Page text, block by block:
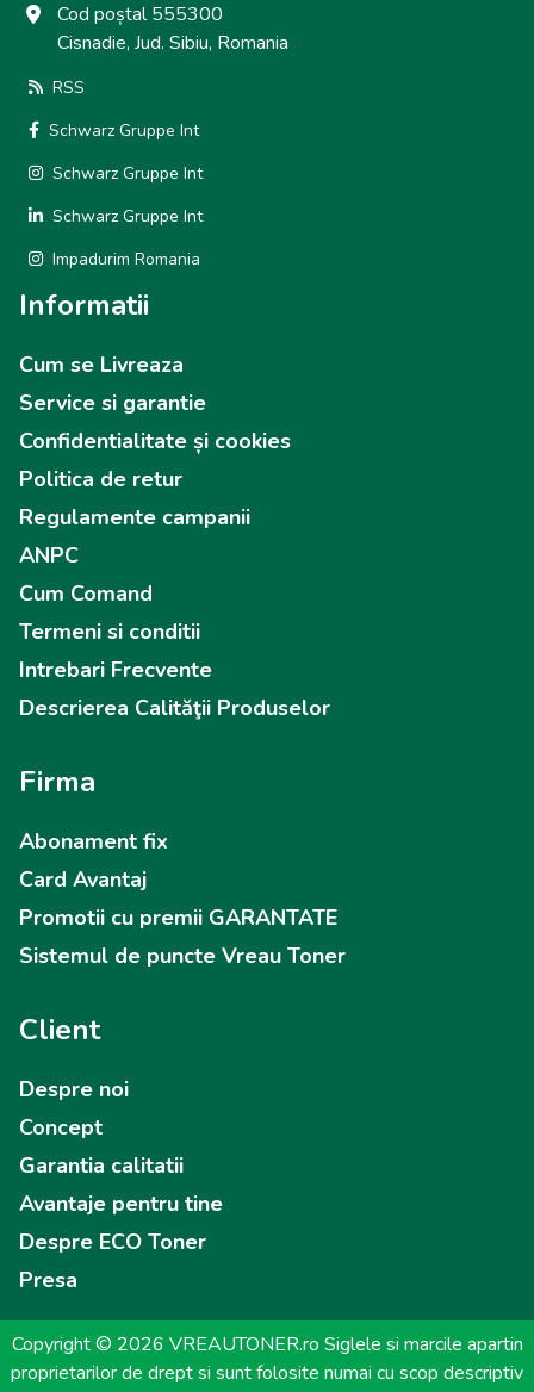
Cod poștal 555300
Cisnadie, Jud. Sibiu, Romania
RSS
Schwarz Gruppe Int
Schwarz Gruppe Int
Schwarz Gruppe Int
Impadurim Romania
Informatii
Cum se Livreaza
Service si garantie
Confidentialitate și cookies
Politica de retur
Regulamente campanii
ANPC
Cum Comand
Termeni si conditii
Intrebari Frecvente
Descrierea Calităţii Produselor
Firma
Abonament fix
Card Avantaj
Promotii cu premii GARANTATE
Sistemul de puncte Vreau Toner
Client
Despre noi
Concept
Garantia calitatii
Avantaje pentru tine
Despre ECO Toner
Presa
Copyright © 2026 VREAUTONER.ro Siglele si marcile apartin
proprietarilor de drept si sunt folosite numai cu scop descriptiv